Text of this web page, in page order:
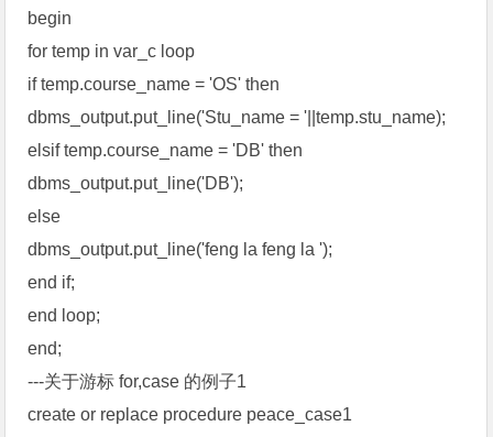
begin
for temp in var_c loop
if temp.course_name = 'OS' then
dbms_output.put_line('Stu_name = '||temp.stu_name);
elsif temp.course_name = 'DB' then
dbms_output.put_line('DB');
else
dbms_output.put_line('feng la feng la ');
end if;
end loop;
end;
---关于游标 for,case 的例子1
create or replace procedure peace_case1